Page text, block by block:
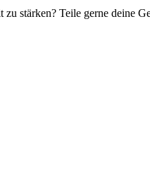
stärken? Teile gerne deine